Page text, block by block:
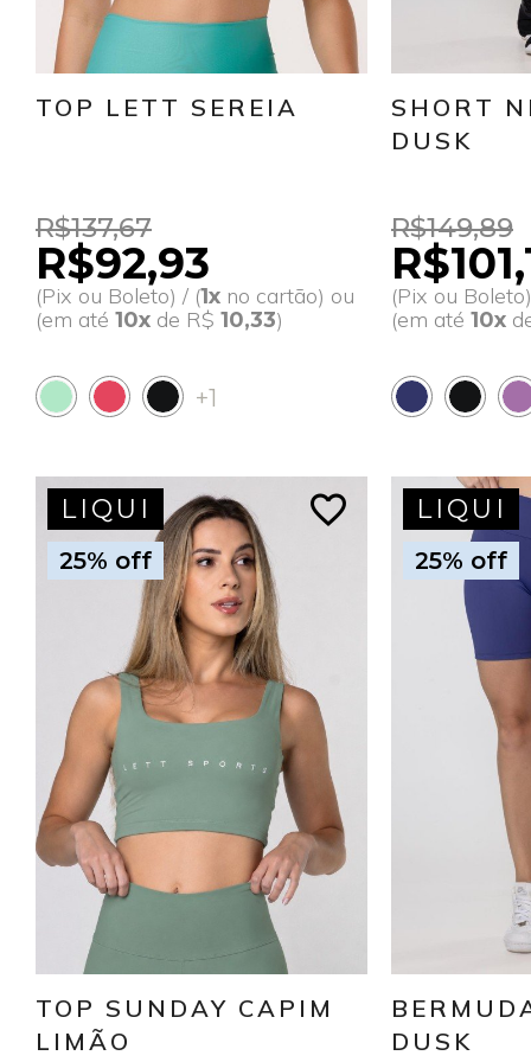
TOP LETT SEREIA
R$137,67
R$92,93
(Pix ou Boleto) / (1x no cartão) ou
(em até 10x de R$ 10,33)
+1
SHORT
DUSK
R$149,89
(Pix ou
(em até 10x
LIQUI
25% off
favorite_border
TOP SUNDAY CAPIM
LIMÃO
LIQUI
25% off
DUSK